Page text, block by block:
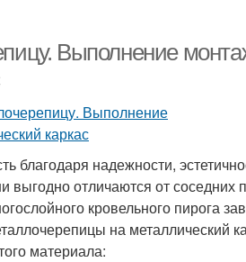
Выполнение
благодаря надежности,
отличаются от соседних
кровельного пирога
на металлический
материала: